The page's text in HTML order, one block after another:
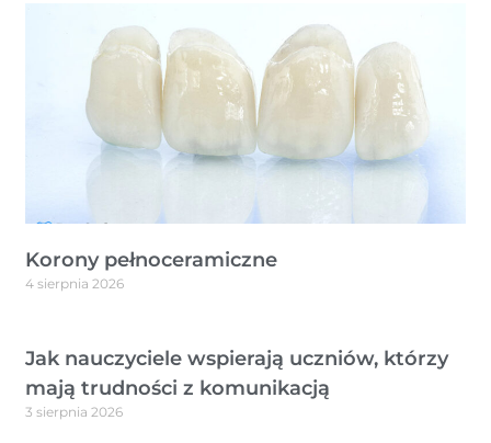
Korony pełnoceramiczne
4 sierpnia 2026
Jak nauczyciele wspierają uczniów, którzy
mają trudności z komunikacją
3 sierpnia 2026